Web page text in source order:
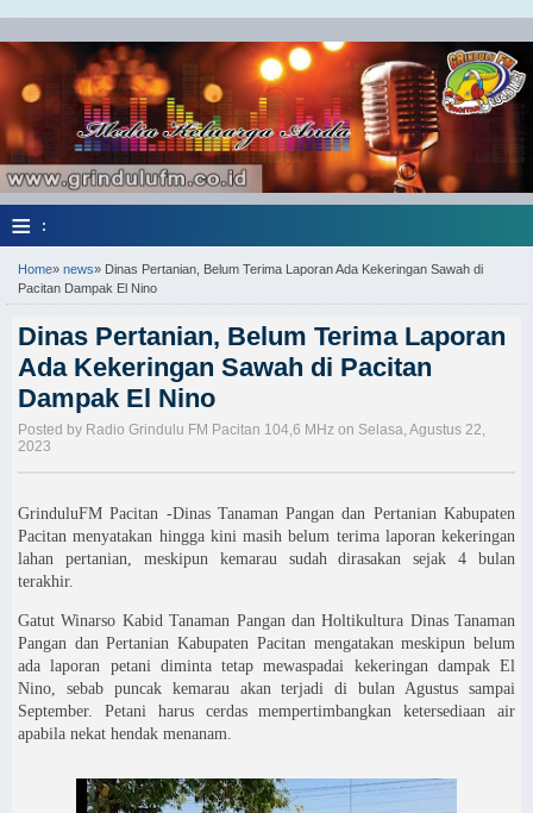
≡ :
Home» news» Dinas Pertanian, Belum Terima Laporan Ada Kekeringan Sawah di
Pacitan Dampak El Nino
Dinas Pertanian, Belum Terima Laporan
Ada Kekeringan Sawah di Pacitan
Dampak El Nino
Posted by Radio Grindulu FM Pacitan 104,6 MHz on Selasa, Agustus 22,
2023
GrinduluFM Pacitan -Dinas Tanaman Pangan dan Pertanian Kabupaten
Pacitan menyatakan hingga kini masih belum terima laporan kekeringan
lahan pertanian, meskipun kemarau sudah dirasakan sejak 4 bulan
terakhir.
Gatut Winarso Kabid Tanaman Pangan dan Holtikultura Dinas Tanaman
Pangan dan Pertanian Kabupaten Pacitan mengatakan meskipun belum
ada laporan petani diminta tetap mewaspadai kekeringan dampak El
Nino, sebab puncak kemarau akan terjadi di bulan Agustus sampai
September. Petani harus cerdas mempertimbangkan ketersediaan air
apabila nekat hendak menanam.